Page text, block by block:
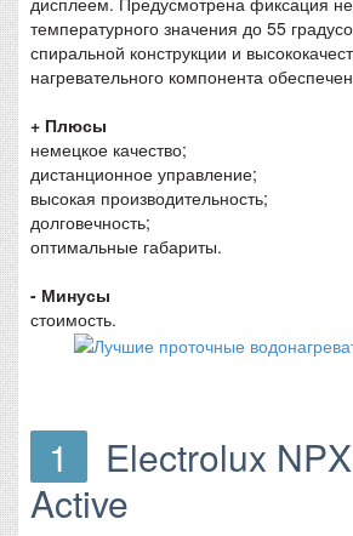
температурного значения до 55
спиральной конструкции и
нагревательного компонента
+ Плюсы
немецкое качество;
дистанционное управление;
высокая производительность;
долговечность;
оптимальные габариты.
- Минусы
стоимость.
1
Electrolux
Active